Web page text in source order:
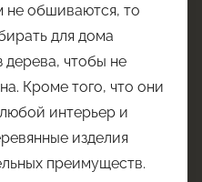
не обшиваются, то
для дома
чтобы не
Кроме того, что они
интерьер и
изделия
преимуществ.